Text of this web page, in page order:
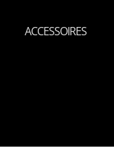
ACCESSOIRES